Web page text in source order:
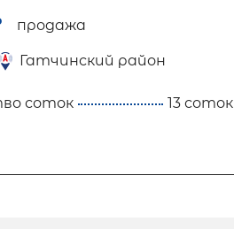
продажа
Гатчинский район
соток 13 соток